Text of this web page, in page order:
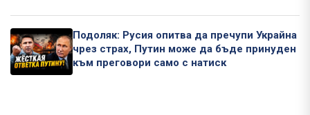
Подоляк: Русия опитва да пречупи Украйна
чрез страх, Путин може да бъде принуден
към преговори само с натиск